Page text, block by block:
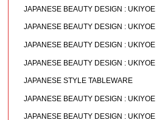
JAPANESE BEAUTY DESIGN : UKIYOE
JAPANESE BEAUTY DESIGN : UKIYOE
JAPANESE BEAUTY DESIGN : UKIYOE
JAPANESE BEAUTY DESIGN : UKIYOE
JAPANESE STYLE TABLEWARE
JAPANESE BEAUTY DESIGN : UKIYOE
JAPANESE BEAUTY DESIGN : UKIYOE